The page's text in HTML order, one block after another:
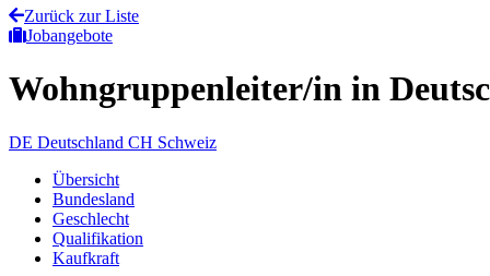
Zurück zur Liste
Jobangebote
Wohngruppenleiter/in in
DE Deutschland CH Schweiz
Übersicht
Bundesland
Geschlecht
Qualifikation
Kaufkraft